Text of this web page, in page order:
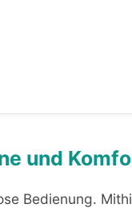
und
Bedienung.